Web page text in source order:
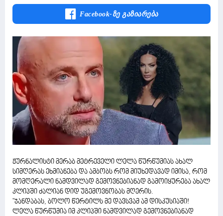
Facebook-Ზე Გაზიარება
ჟურნალისტი მერაბ მეტრეველი ლელა წურწუმიას ახალ
სიმღერას ეხმიანება და ამბობს რომ მიუხედავად იმისა, რომ
მომღერალი ნამდვილად გემოვნებიანად გამოიყურება ახალ
კლიპში ძალიან დიდ უგემოვნობას მღერის.
"ჯანდაბას, ბოლო წერტილს მე დავსვამ ამ დისკუსიაში!
ლელა წურწუმია იმ კლიპში ნამდვილად გემოვნებიანად